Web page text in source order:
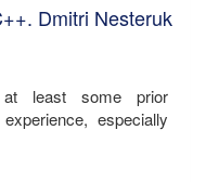
Dmitri Nesteruk
least some prior
especially